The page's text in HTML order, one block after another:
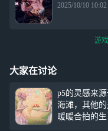
2025/10/10 10:02
游
大家在讨论
p5的灵感来
海滩，其他
暖暖合拍的